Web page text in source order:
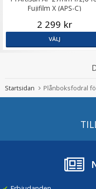
JJC CL-B12
Fujifilm X (APS-C)
2 299 kr
VÄLJ
Startsidan Plånboksfodral